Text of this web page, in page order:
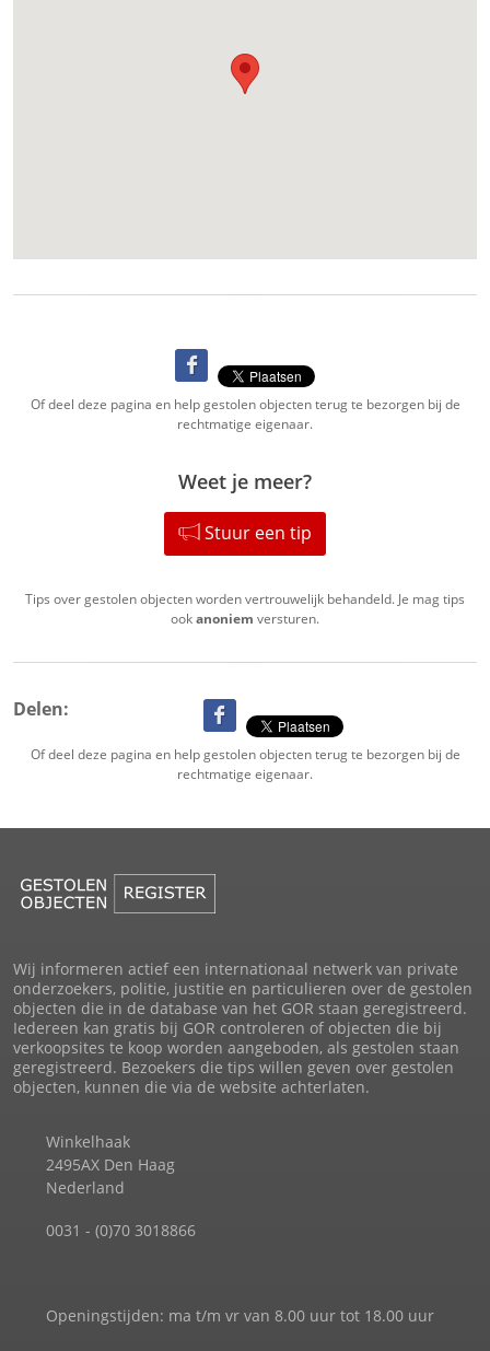
Of deel deze pagina en help gestolen objecten terug te bezorgen bij de
rechtmatige eigenaar.
Weet je meer?
Stuur een tip
Tips over gestolen objecten worden vertrouwelijk behandeld. Je mag tips
ookanoniem versturen.
Delen:
Of deel deze pagina en help gestolen objecten terug te bezorgen bij de
rechtmatige eigenaar.
Wij informeren actief een internationaal netwerk van private
onderzoekers, politie, justitie en particulieren over de gestolen
objecten die in de database van het GOR staan geregistreerd.
Iedereen kan gratis bij GOR controleren of objecten die bij
verkoopsites te koop worden aangeboden, als gestolen staan
geregistreerd. Bezoekers die tips willen geven over gestolen
objecten, kunnen die via de website achterlaten.
Winkelhaak
2495AX Den Haag
Nederland
0031 - (0)70 3018866
Openingstijden: ma t/m vr van 8.00 uur tot 18.00 uur